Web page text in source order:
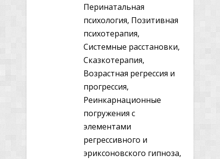
Перинатальная
психология, Позитивная
психотерапия,
Системные расстановки,
Сказкотерапия,
Возрастная регрессия и
прогрессия,
Реинкарнационные
погружения с
элементами
регрессивного и
эриксоновского гипноза,